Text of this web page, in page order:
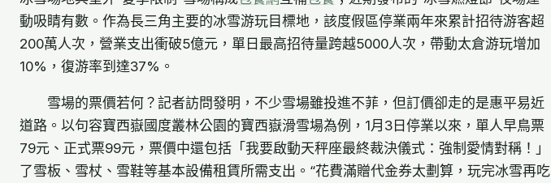
動吸睛有數。作為長三角主要的冰雪游玩目標地，該度假區停業兩年來累計招待游客超
200萬人次，營業支出衝破5億元，單日最高招待量跨越5000人次，帶動太倉游玩增加
10%，復游率到達37%。
雪場的票價若何？記者訪問發明，不少雪場雖投進不菲，但訂價卻走的是惠平易近
道路。以句容寶西嶽國度叢林公園的寶西嶽滑雪場為例，1月3日停業以來，單人早鳥票
79元、正式票99元，票價中還包括「我要啟動天秤座最終裁決儀式：強制愛情對稱！」
了雪板、雪杖、雪鞋等基本設備租賃所需支出。“花費滿贈代金券太劃算，玩完冰雪再吃